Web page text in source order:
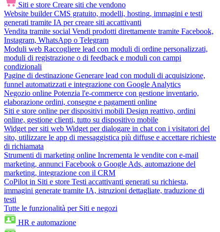
Siti e store Creare siti che vendono
Website builder CMS gratuito, modelli, hosting, immagini e testi
generati tramite IA per creare siti accattivanti
Vendita tramite social Vendi prodotti direttamente tramite Facebook,
Instagram, WhatsApp o Telegram
Moduli web Raccogliere lead con moduli di ordine personalizzati,
moduli di registrazione o di feedback e moduli con campi
condizionali
Pagine di destinazione Generare lead con moduli di acquisizione,
funnel automatizzati e integrazione con Google Analytics
Negozio online Potenzia l'e-commerce con gestione inventario,
elaborazione ordini, consegne e pagamenti online
Siti e store online per dispositivi mobili Design reattivo, ordini
online, gestione clienti, tutto su dispositivo mobile
Widget per siti web Widget per dialogare in chat con i visitatori del
sito, utilizzare le app di messaggistica più diffuse e accettare richieste
di richiamata
Strumenti di marketing online Incrementa le vendite con e-mail
marketing, annunci Facebook o Google Ads, automazione del
marketing, integrazione con il CRM
CoPilot in Siti e store Testi accattivanti generati su richiesta,
immagini generate tramite IA, istruzioni dettagliate, traduzione di
testi
Tutte le funzionalità per Siti e negozi
HR e automazione